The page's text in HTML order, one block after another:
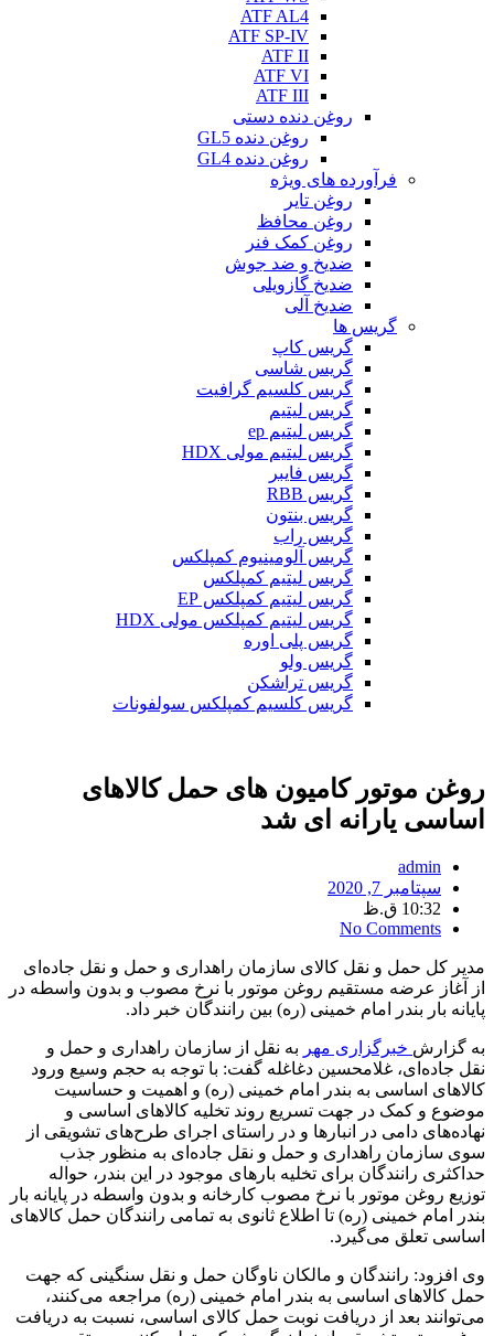
ATF AL4
ATF SP-IV
ATF II
ATF VI
ATF III
روغن دنده دستی
روغن دنده GL5
روغن دنده GL4
فرآورده های ویژه
روغن تایر
روغن محافظ
روغن کمک فنر
ضدیخ و ضد جوش
ضدیخ گازویلی
ضدیخ آلی
گریس ها
گریس کاپ
گریس شاسی
گریس کلسیم گرافیت
گریس لیتیم
گریس لیتیم ep
گریس لیتیم مولی HDX
گریس فایبر
گریس RBB
گریس بنتون
گریس راب
گریس آلومینیوم کمپلکس
گریس لیتیم کمپلکس
گریس لیتیم کمپلکس EP
گریس لیتیم کمپلکس مولی HDX
گریس پلی اوره
گریس ولو
گریس تراشکن
گریس کلسیم کمپلکس سولفونات
روغن موتور کامیون های حمل کالاهای
اساسی یارانه ای شد
admin
سپتامبر 7, 2020
10:32 ق.ظ
No Comments
مدیر کل حمل و نقل کالای سازمان راهداری و حمل و نقل جاده‌ای
از آغاز عرضه مستقیم روغن موتور با نرخ مصوب و بدون واسطه در
پایانه بار بندر امام خمینی (ره) بین رانندگان خبر داد.
به گزارش خبرگزاری مهر به نقل از سازمان راهداری و حمل و
نقل جاده‌ای، غلامحسین دغاغله گفت: با توجه به حجم وسیع ورود
کالاهای اساسی به بندر امام خمینی (ره) و اهمیت و حساسیت
موضوع و کمک در جهت تسریع روند تخلیه کالاهای اساسی و
نهاده‌های دامی در انبارها و در راستای اجرای طرح‌های تشویقی از
سوی سازمان راهداری و حمل و نقل جاده‌ای به منظور جذب
حداکثری رانندگان برای تخلیه بارهای موجود در این بندر، حواله
توزیع روغن موتور با نرخ مصوب کارخانه و بدون واسطه در پایانه بار
بندر امام خمینی (ره) تا اطلاع ثانوی به تمامی رانندگان حمل کالاهای
اساسی تعلق می‌گیرد.
وی افزود: رانندگان و مالکان ناوگان حمل و نقل سنگینی که جهت
حمل کالاهای اساسی به بندر امام خمینی (ره) مراجعه می‌کنند،
می‌توانند بعد از دریافت نوبت حمل کالای اساسی، نسبت به دریافت